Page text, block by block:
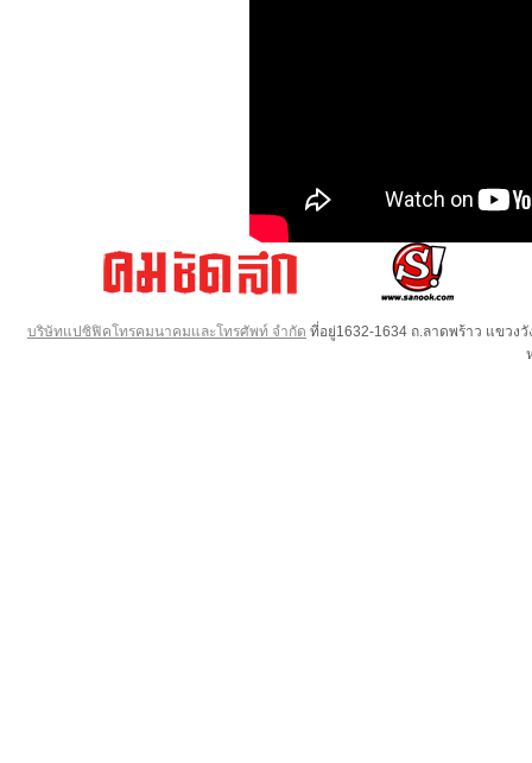
บริษัทแปซิฟิคโทรคมนาคมและโทรศัพท์ จำกัด ที่อยู่1632-1634 ถ.ลาดพร้าว แขวง